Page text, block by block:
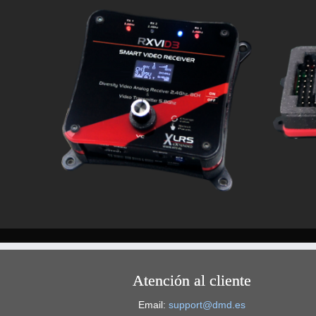
Atención al cliente
Email: support@dmd.es